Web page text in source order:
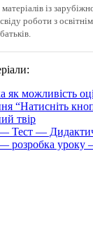
із
роботи з
як можливість
“Натисніть
твір
Тест —
розробка уроку